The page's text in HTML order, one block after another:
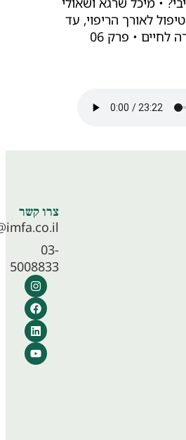
הריפוי, עד
• פרק 06
צרו קשר
info@imfa.co.il
5008833